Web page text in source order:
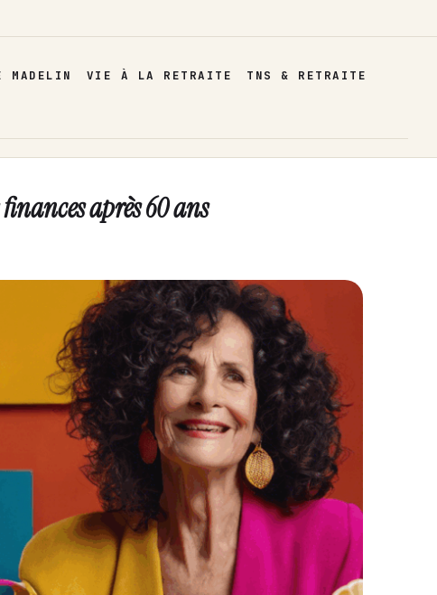
MADELIN VIE À LA RETRAITE TNS & RETRAITE
après 60 ans